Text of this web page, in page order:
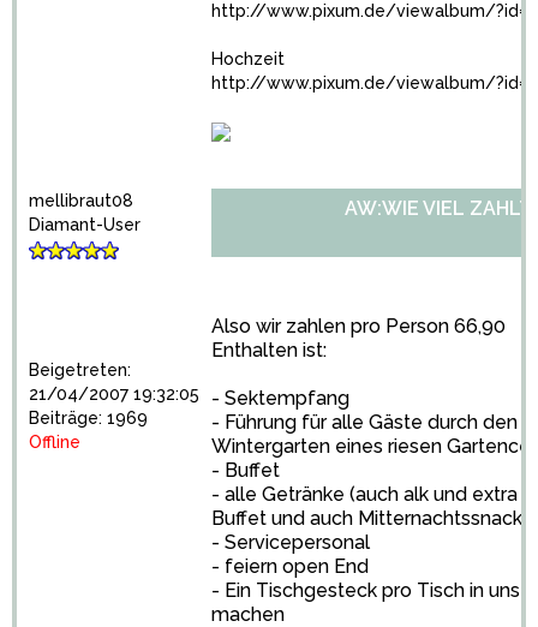
http://www.pixum.de/viewalbum/
Hochzeit
http://www.pixum.de/viewalbum/
mellibraut08
Diamant-User
Beigetreten:
21/04/2007 19:32:05
Beiträge: 1969
Offline
AW:WIE VIEL ZAHLT
Also wir zahlen pro Person 66,90
Enthalten ist:
- Sektempfang
- Führung für alle Gäste durch den
Wintergarten eines riesen
- Buffet
- alle Getränke (auch alk und extra
Buffet und auch Mitternachtssnack
- Servicepersonal
- feiern open End
- Ein Tischgesteck pro Tisch in
machen